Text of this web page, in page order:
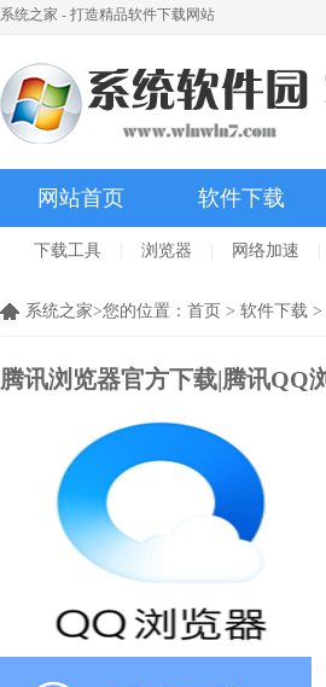
系统之家 - 打造精品软件下载网站
网站首页 软件下载
下载工具 浏览器 网络加速
系统之家>您的位置： 首页 > 软件下载 >
腾讯浏览器官方下载|腾讯QQ